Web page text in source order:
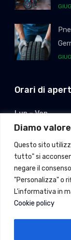
Diamo
Questo sito
tutto" si
negare il
"Personalizza" o
L'informativa in
Cookie policy
Orari di
Lun – Ven
Sabato
Domenica
Recesso